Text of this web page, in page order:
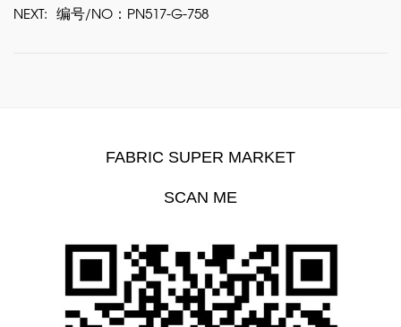
NEXT: 编号/NO：PN517-G-758
FABRIC SUPER MARKET
SCAN ME